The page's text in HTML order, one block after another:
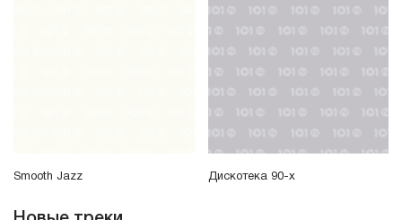
Smooth Jazz Дискотека 90-х